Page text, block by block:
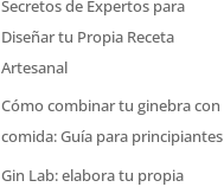
Secretos de Expertos para
Diseñar tu Propia Receta
Artesanal
Cómo combinar tu ginebra con
comida: Guía para principiantes
Gin Lab: elabora tu propia